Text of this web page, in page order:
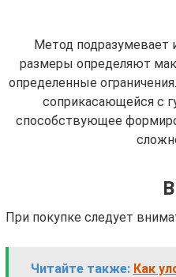
Метод подразумевает
размеры определяют
определенные
соприкасающейся с
способствующее
При покупке следует
Читайте также: Как